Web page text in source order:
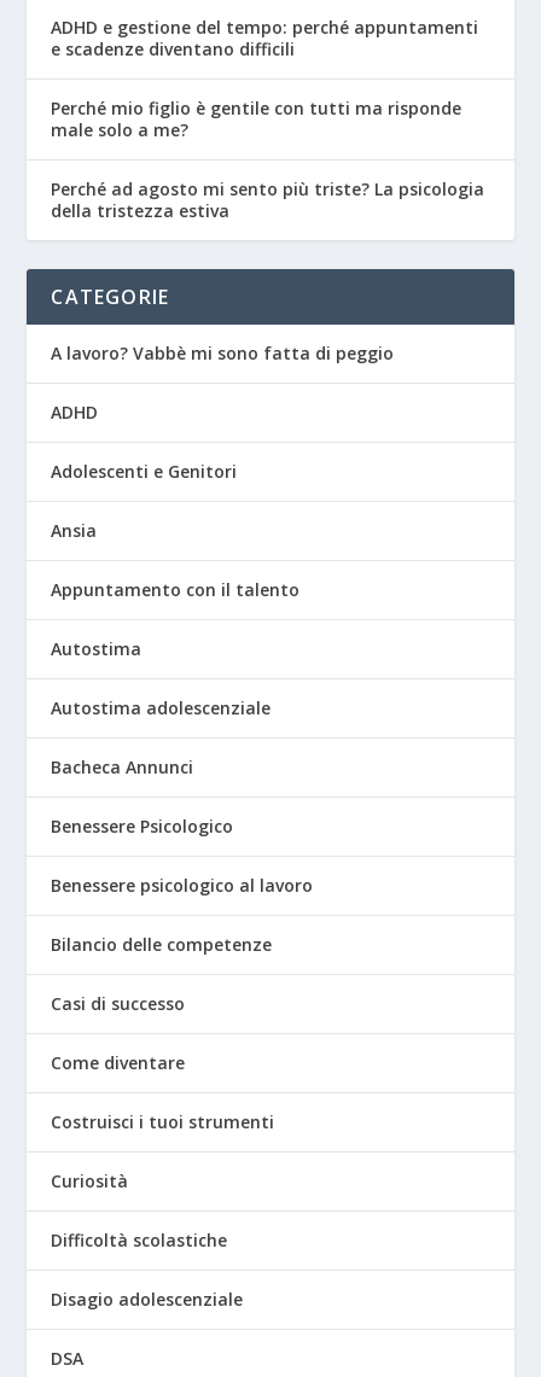
ADHD e gestione del tempo: perché appuntamenti
e scadenze diventano difficili
Perché mio figlio è gentile con tutti ma risponde
male solo a me?
Perché ad agosto mi sento più triste? La psicologia
della tristezza estiva
CATEGORIE
A lavoro? Vabbè mi sono fatta di peggio
ADHD
Adolescenti e Genitori
Ansia
Appuntamento con il talento
Autostima
Autostima adolescenziale
Bacheca Annunci
Benessere Psicologico
Benessere psicologico al lavoro
Bilancio delle competenze
Casi di successo
Come diventare
Costruisci i tuoi strumenti
Curiosità
Difficoltà scolastiche
Disagio adolescenziale
DSA